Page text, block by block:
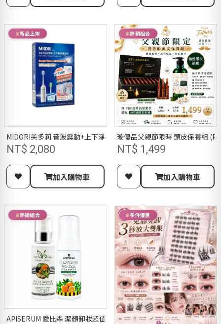
新品上架
MIDORI美多莉 音波震動+上下淨刷電動牙刷
NT$ 2,080
加入購物車
熱銷組合
璇優品父親節限時
NT$ 1,499
加入購物車
熱銷組合
APISERUM 愛比森 潔顏卸妝超值組
多件優惠